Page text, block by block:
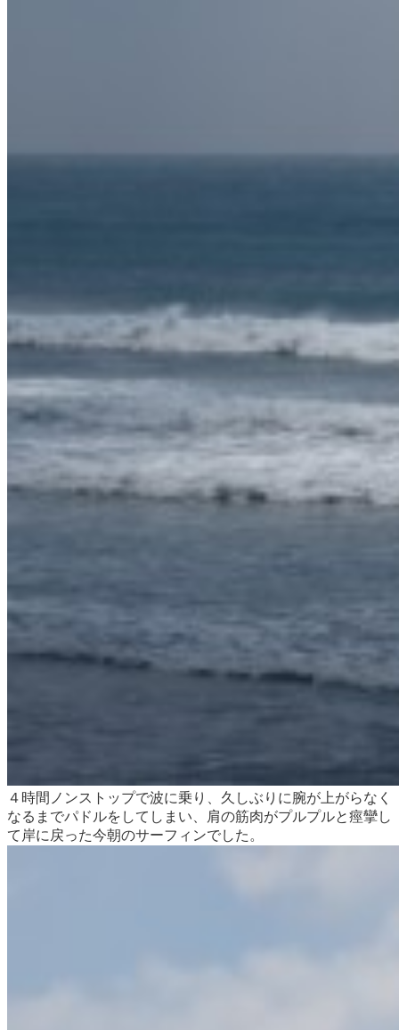
４時間ノンストップで波に乗り、久しぶりに腕が上がらなく
なるまでパドルをしてしまい、肩の筋肉がプルプルと痙攣し
て岸に戻った今朝のサーフィンでした。